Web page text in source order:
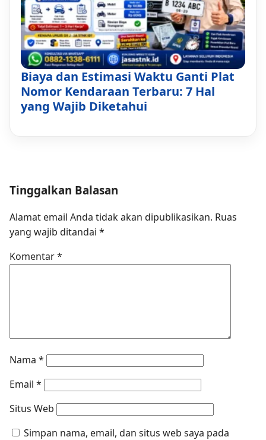
Biaya dan Estimasi Waktu Ganti Plat
Nomor Kendaraan Terbaru: 7 Hal
yang Wajib Diketahui
Tinggalkan Balasan
Alamat email Anda tidak akan dipublikasikan. Ruas
yang wajib ditandai *
Komentar*
Nama *
Email *
Situs Web
Simpan nama, email, dan situs web saya pada